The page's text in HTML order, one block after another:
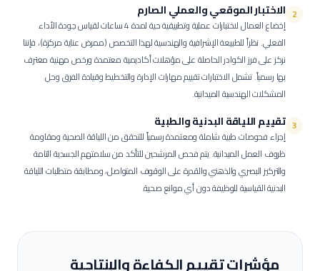
2 الاختبار الموقعي والعملي الصارم
إخضاع العمال لاختبارات عملية وتطبيقية حية لمدة 4 ساعات لقياس جودة الأداء
الفعلي. نظراً للطبيعة الإشرافية والهندسية لهذا التخصص (ممرض عناية مركزة)، فإننا
نركز على فرز الكوادر الحاصلة على مؤهلات أكاديمية معتمدة ورخص مهنية معترف
بها رسمياً. تشمل الاختبارات تقييم مهارات الإدارة والتخطيط وقيادة الفرق وحل
المشكلات الهندسية الميدانية.
3 تقييم اللياقة البدنية والطبية
إجراء فحوصات طبية شاملة ومعتمدة رسمياً للتحقق من اللياقة الصحية ومقاومة
ظروف العمل الميدانية.يتم فحص المرشحين للتأكد من سلامتهم الجسدية التامة
والتركيز البصري والذهني والقدرة على الوقوف المتواصل، ومطابقة متطلبات اللياقة
البدنية القياسية للوظيفة دون أي موانع صحية.
مؤشرات تقييم الكفاءة والإنتاجية